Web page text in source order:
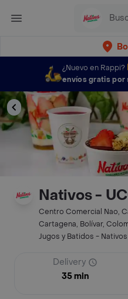
¿Nuevo en Rappi?
envíos gratis por
Nativos -
Centro Comercial Nao,
Cartagena, Bolívar,
Jugos y Batidos - Nativos
Delivery
35 min